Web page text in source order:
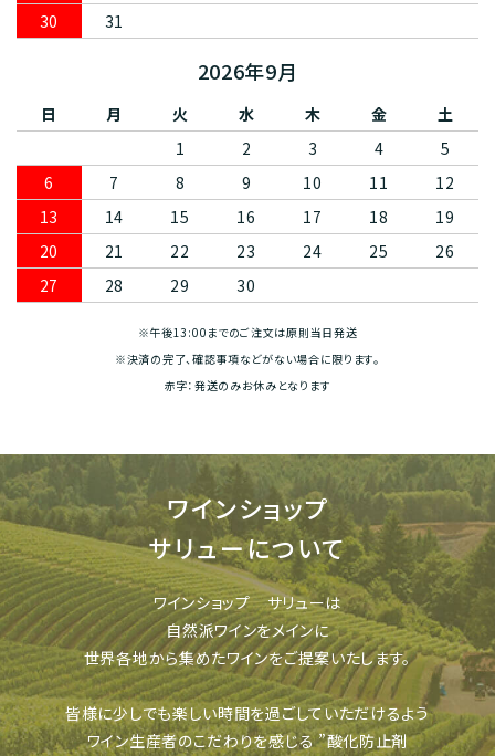
30
31
2026年9月
日 月 火 水 木 金
土
1
2 3 4
5
6
7 8 9 10 11
12
13
14 15 16 17 18
19
20
21 22 23 24 25
26
27
28 29 30
※午後13:00までのご注文は原則当日発送
※決済の完了、確認事項などがない場合に限ります。
赤字：発送のみお休みとなります
ワインショップ
サリューについて
ワインショップ サリューは
自然派ワインをメインに
世界各地から集めたワインをご提案いたします。
皆様に少しでも楽しい時間を過ごしていただけるよう
ワイン生産者のこだわりを感じる”酸化防止剤